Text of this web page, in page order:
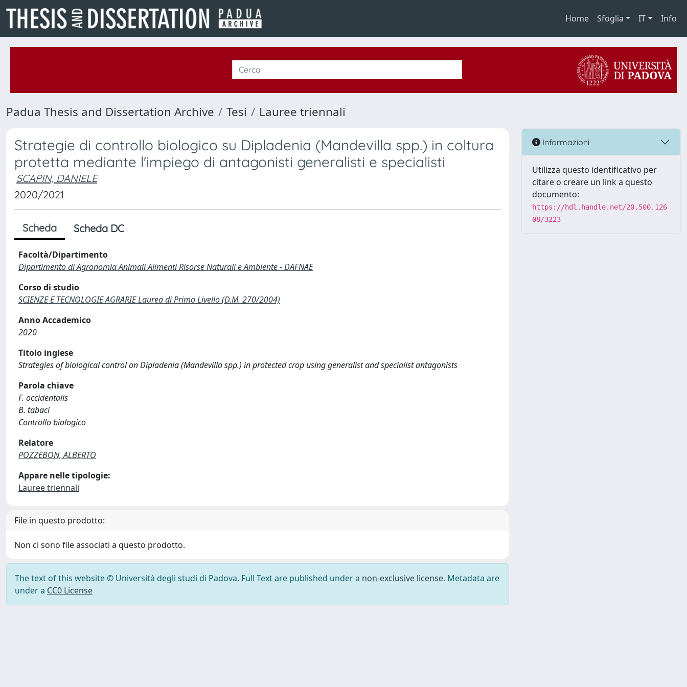
Home Sfoglia IT Info
Padua Thesis and Dissertation Archive Tesi Lauree triennali
Strategie di controllo biologico su Dipladenia (Mandevilla spp.) in coltura
protetta mediante l'impiego di antagonisti generalisti e specialisti
SCAPIN, DANIELE
2020/2021
Scheda Scheda DC
Facoltà/Dipartimento
Dipartimento di Agronomia Animali Alimenti Risorse Naturali e Ambiente - DAFNAE
Corso di studio
SCIENZE E TECNOLOGIE AGRARIE Laurea di Primo Livello (D.M. 270/2004)
Anno Accademico
2020
Titolo inglese
Strategies of biological control on Dipladenia (Mandevilla spp.) in protected crop using generalist and specialist antagonists
Parola chiave
F. occidentalis
B. tabaci
Controllo biologico
Relatore
POZZEBON, ALBERTO
Appare nelle tipologie:
Lauree triennali
File in questo prodotto:
Non ci sono file associati a questo prodotto.
The text of this website © Università degli studi di Padova. Full Text are published under a non-exclusive license. Metadata are
under a CC0 License
Informazioni
Utilizza questo identificativo per
citare o creare un link a questo
documento:
https://hdl.handle.net/20.500.126
08/3223